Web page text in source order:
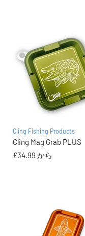
Cling Fishing Products
Cling Mag Grab PLUS
£34.99 から